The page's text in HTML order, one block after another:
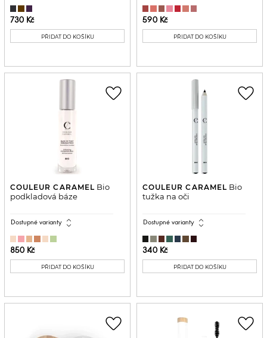
730 Kč
PŘIDAT DO KOŠÍKU
590 Kč
PŘIDAT DO KOŠÍKU
COULEUR CARAMEL Bio
podkladová báze
Dostupné varianty expand_all
850 Kč
PŘIDAT DO KOŠÍKU
favorite_border
COULEUR CARAMEL Bio
tužka na oči
Dostupné varianty expand_all
340 Kč
PŘIDAT DO KOŠÍKU
favorite_border
favorite_border favorite_border